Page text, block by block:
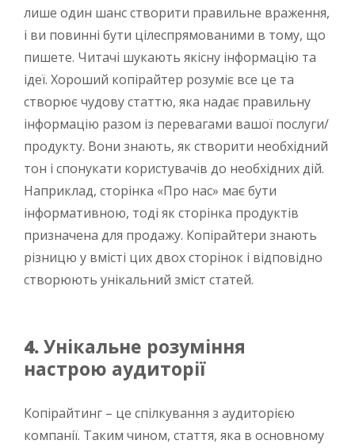
лише один шанс створити правильне враження,
і ви повинні бути цілеспрямованими в тому, що
пишете. Читачі шукають якісну інформацію та
ідеї. Хороший копірайтер розуміє все це та
створює чудову статтю, яка надає правильну
інформацію разом із перевагами вашої послуги/
продукту. Вони знають, як створити необхідний
тон і спонукати користувачів до необхідних дій.
Наприклад, сторінка «Про нас» має бути
інформативною, тоді як сторінка продуктів
призначена для продажу. Копірайтери знають
різницю у вмісті цих двох сторінок і відповідно
створюють унікальний зміст статей.
4.Унікальне розуміння
настрою аудиторії
Копірайтинг – це спілкування з аудиторією
компанії. Таким чином, стаття, яка в основному